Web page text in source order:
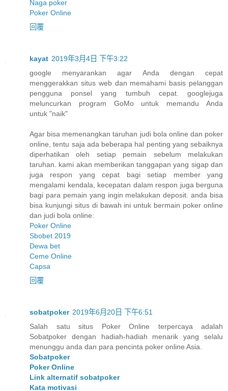
Naga poker
Poker Online
回覆
kayat 2019年3月4日 下午3:22
google menyarankan agar Anda dengan cepat
menggerakkan situs web dan memahami basis pelanggan
pengguna ponsel yang tumbuh cepat. googlejuga
meluncurkan program GoMo untuk memandu Anda
untuk "naik"
Agar bisa memenangkan taruhan judi bola online dan poker
online, tentu saja ada beberapa hal penting yang sebaiknya
diperhatikan oleh setiap pemain sebelum melakukan
taruhan. kami akan memberikan tanggapan yang sigap dan
juga respon yang cepat bagi setiap member yang
mengalami kendala, kecepatan dalam respon juga berguna
bagi para pemain yang ingin melakukan deposit. anda bisa
bisa kunjungi situs di bawah ini untuk bermain poker online
dan judi bola online:
Poker Online
Sbobet 2019
Dewa bet
Ceme Online
Capsa
回覆
sobatpoker 2019年6月20日 下午6:51
Salah satu situs Poker Online terpercaya adalah
Sobatpoker dengan hadiah-hadiah menarik yang selalu
menunggu anda dan para pencinta poker online Asia.
Sobatpoker
Poker Online
Link alternatif sobatpoker
Kata motivasi